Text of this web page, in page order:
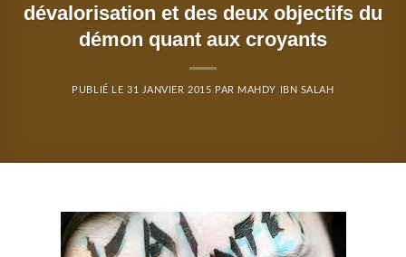
dévalorisation et des deux objectifs du
démon quant aux croyants
PUBLIÉ LE 31 JANVIER 2015 PAR MAHDY IBN SALAH